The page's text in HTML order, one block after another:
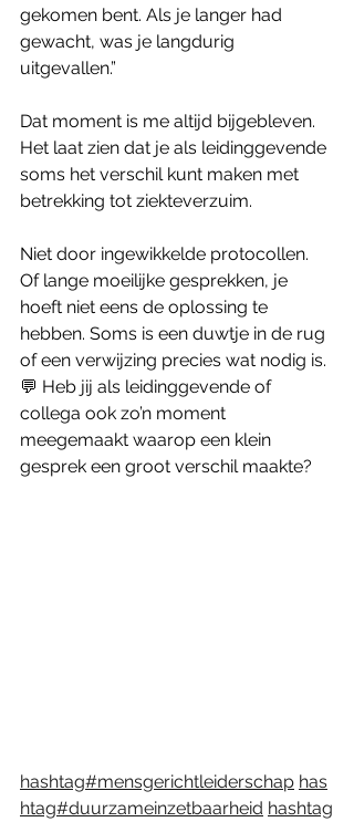
gekomen bent. Als je langer had
gewacht, was je langdurig
uitgevallen.”
Dat moment is me altijd bijgebleven.
Het laat zien dat je als leidinggevende
soms het verschil kunt maken met
betrekking tot ziekteverzuim.
Niet door ingewikkelde protocollen.
Of lange moeilijke gesprekken, je
hoeft niet eens de oplossing te
hebben. Soms is een duwtje in de rug
of een verwijzing precies wat nodig is.
💬 Heb jij als leidinggevende of
collega ook zo’n moment
meegemaakt waarop een klein
gesprek een groot verschil maakte?
hashtag#mensgerichtleiderschap has
htag#duurzameinzetbaarheid hashtag